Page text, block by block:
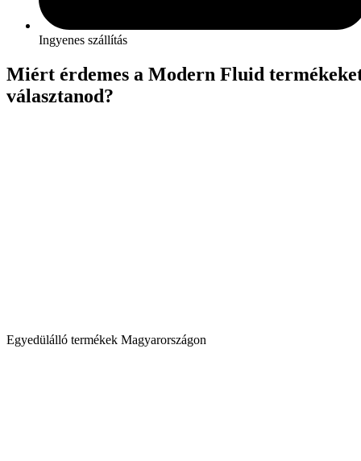
Ingyenes szállítás
Miért érdemes a Modern Fluid
választanod?
Egyedülálló termékek Magyarországon